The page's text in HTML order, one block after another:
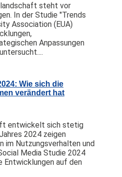
steht vor
In der Studie "Trends
Association (EUA)
Anpassungen
Wie sich die
verändert hat
entwickelt sich stetig
2024 zeigen
im Nutzungsverhalten und
Media Studie 2024
Entwicklungen auf den